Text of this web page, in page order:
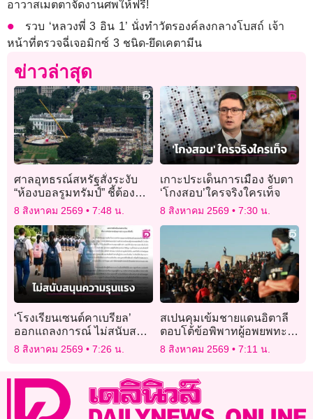
อาวาสเมตตาจัดงานศพให้ฟรี!
รวบ ‘หลวงพี่ 3 อิน 1’ นั่งทำวัตรองค์ลงกลางโบสถ์ เจ้า
หน้าที่ตรวจฉี่เจอมิกซ์ 3 ชนิด-ยึดเคตามีน
ข่าวล่าสุด
ศาลอุทธรณ์สหรัฐสั่งระงับ
“ห้องบอลรูมทรัมป์” ชี้ต้อง
ผ่านสภาคองเกรสก่อน
8 สิงหาคม 2569 7:48 น.
เกาะประเด็นการเมือง จับตา
‘โกงสอบ’ใครจริงใครเท็จ
8 สิงหาคม 2569 7:30 น.
‘โรงเรียนเซนต์คาเบรียล’
ออกแถลงการณ์ ไม่สนับสนุน
ความรุนแรงทุกรูปแบบ
8 สิงหาคม 2569 7:26 น.
สเปนคุมเข้มชายแดนอิตาลี
ตอบโต้ข้อพิพาทผู้อพยพทะ
ลักเซวตา
8 สิงหาคม 2569 7:11 น.